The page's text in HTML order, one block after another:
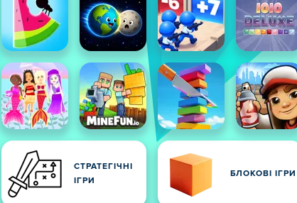
СТРАТЕГІЧНІ
ІГРИ
БЛОКОВІ ІГРИ